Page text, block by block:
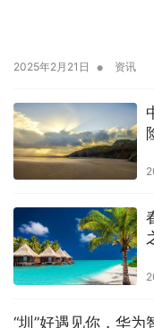
2025年2月21日 • 资讯
“圳”好遇见你，华